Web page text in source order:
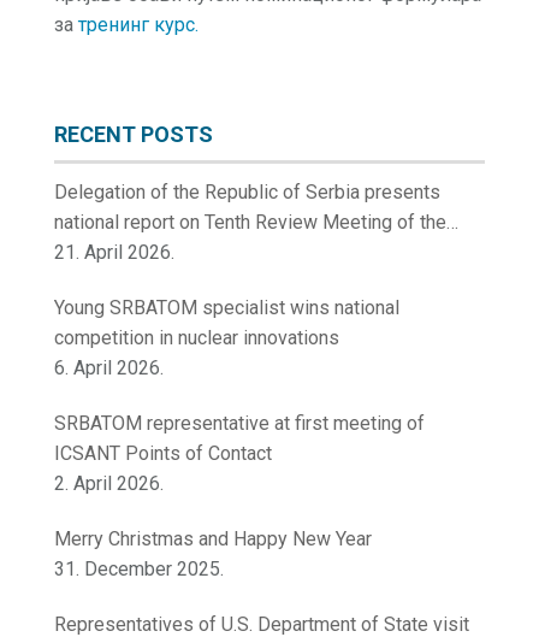
затренинг курс.
RECENT POSTS
Delegation of the Republic of Serbia presents
national report on Tenth Review Meeting of the
Contracting Parties to the Convention on Nuclear
21. April 2026.
Young SRBATOM specialist wins national
competition in nuclear innovations
6. April 2026.
SRBATOM representative at first meeting of
ICSANT Points of Contact
2. April 2026.
Merry Christmas and Happy New Year
31. December 2025.
Representatives of U.S. Department of State visit